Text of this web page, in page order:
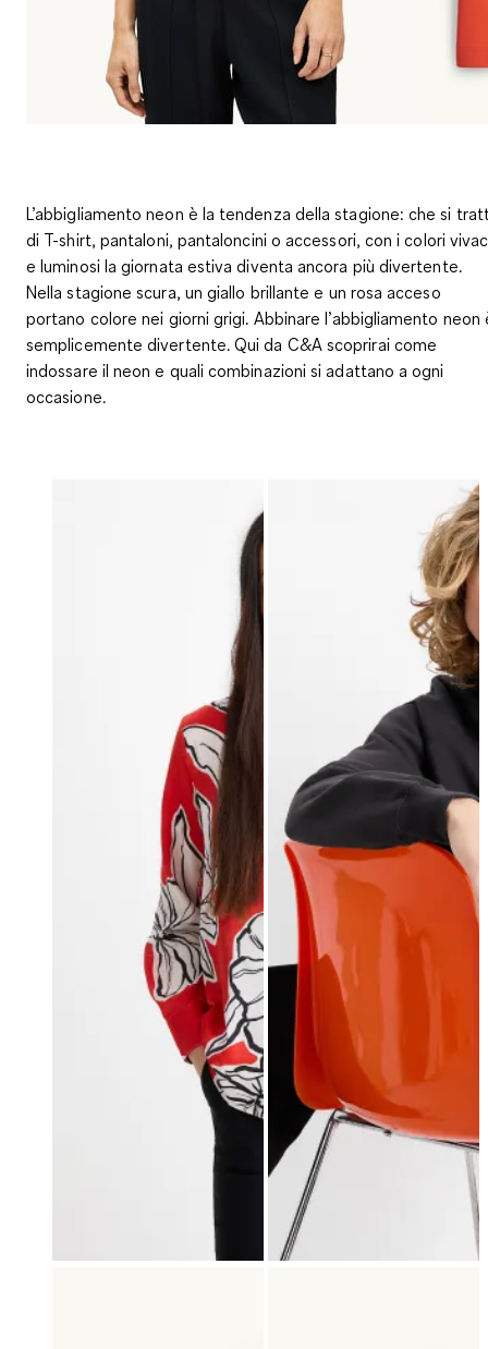
L’abbigliamento neon è la tendenza della stagione: che si
di T-shirt, pantaloni, pantaloncini o accessori, con i colori
e luminosi la giornata estiva diventa ancora più divertente.
Nella stagione scura, un giallo brillante e un rosa acceso
portano colore nei giorni grigi. Abbinare l’abbigliamento neon
semplicemente divertente. Qui da C&A scoprirai come
indossare il neon e quali combinazioni si adattano a ogni
occasione.